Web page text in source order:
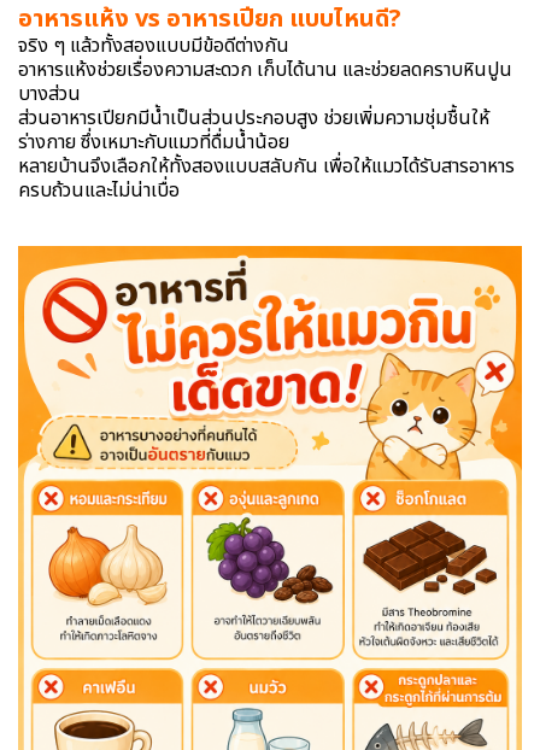
อาหารแห้ง vs อาหารเปียก แบบไหนดี?
จริง ๆ แล้วทั้งสองแบบมีข้อดีต่างกัน
อาหารแห้งช่วยเรื่องความสะดวก เก็บได้นาน และช่วยลดคราบหินปูน
บางส่วน
ส่วนอาหารเปียกมีน้ำเป็นส่วนประกอบสูง ช่วยเพิ่มความชุ่มชื้นให้
ร่างกาย ซึ่งเหมาะกับแมวที่ดื่มน้ำน้อย
หลายบ้านจึงเลือกให้ทั้งสองแบบสลับกัน เพื่อให้แมวได้รับสารอาหาร
ครบถ้วนและไม่น่าเบื่อ